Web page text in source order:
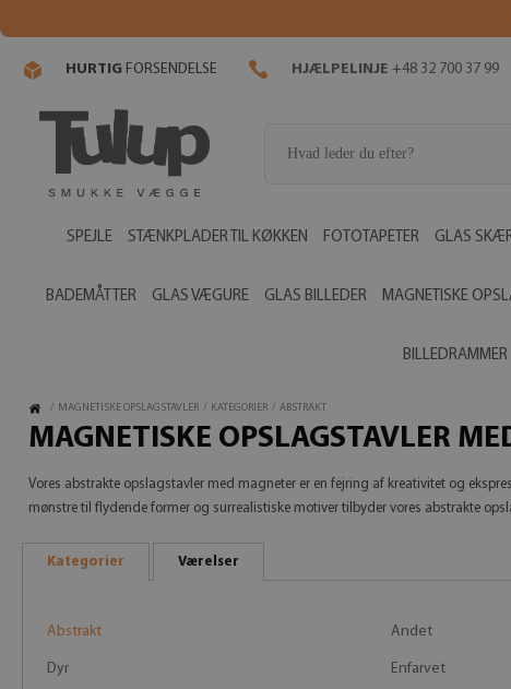
HURTIG FORSENDELSE HJÆLPELINJE +48 32 700 37 99
SPEJLE STÆNKPLADER TIL KØKKEN FOTOTAPETER GLAS
BADEMÅTTER GLAS VÆGURE GLAS BILLEDER MAGNETISKE
BILLEDRAMMER
/ MAGNETISKE OPSLAGSTAVLER / KATEGORIER / ABSTRAKT
MAGNETISKE OPSLAGSTAVLER
Vores abstrakte opslagstavler med magneter er en fejring af kreativitet og
mønstre til flydende former og surrealistiske motiver tilbyder vores abstrakte
Kategorier Værelser
Abstrakt Andet
Dyr Enfarvet